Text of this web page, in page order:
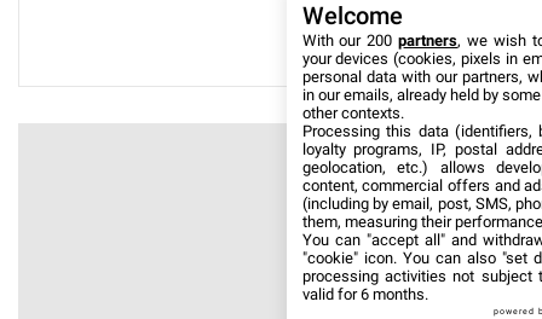
Welcome
With our 200partners, we wish
your devices (cookies, pixels in
personal data with our partners,
in our emails, already held by
other contexts.
Processing this data (identifiers,
loyalty programs, IP, postal
geolocation, etc.) allows
content, commercial offers and
(including by email, post, SMS,
them, measuring their
You can "accept all" and
"cookie" icon. You can also "set
processing activities not subject
valid for 6 months.
powered